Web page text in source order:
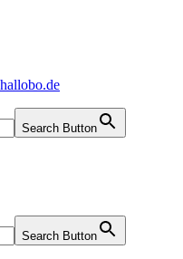
Search Button
Search Button